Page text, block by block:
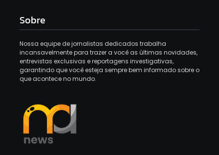
Sobre
Nossa equipe de jornalistas dedicados trabalha
incansavelmente para trazer a você as últimas novidades,
entrevistas exclusivas e reportagens investigativas,
garantindo que você esteja sempre bem informado sobre o
que acontece no mundo.